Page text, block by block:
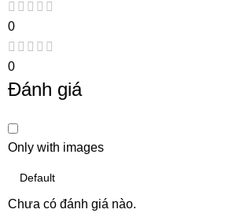
0
0
Đánh giá
Only with images
Chưa có đánh giá nào.